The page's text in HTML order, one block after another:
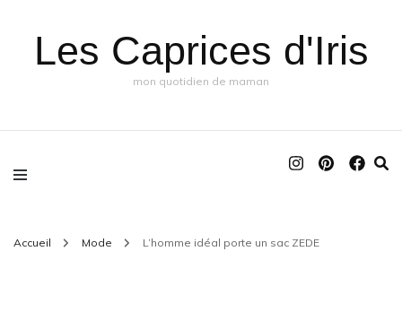
Les Caprices d'Iris
mon quotidien de maman
Accueil Mode L’homme idéal porte un sac ZEDE